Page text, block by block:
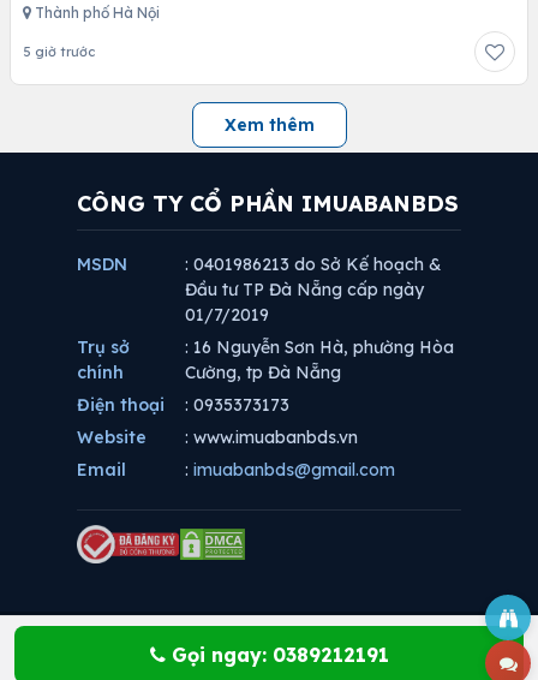
Thành phố Hà Nội
5 giờ trước
Xem thêm
Gọi ngay: 0389212191
CÔNG TY CỔ PHẦN IMUABANBDS
MSDN
: 0401986213 do Sở Kế hoạch &
Đầu tư TP Đà Nẵng cấp ngày
01/7/2019
Trụ sở
chính
: 16 Nguyễn Sơn Hà, phường Hòa
Cường, tp Đà Nẵng
Điện thoại
: 0935373173
Website
: www.imuabanbds.vn
Email
: imuabanbds@gmail.com